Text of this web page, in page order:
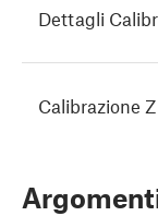
Dettagli
Calibrazione